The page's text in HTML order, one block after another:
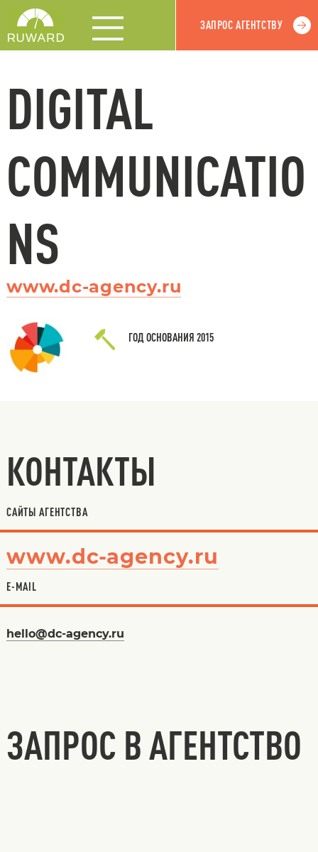
ЗАПРОС АГЕНТСТВУ
DIGITAL
COMMUNICATIO
NS
www.dc-agency.ru
ГОД ОСНОВАНИЯ 2015
КОНТАКТЫ
САЙТЫ АГЕНТСТВА
www.dc-agency.ru
E-MAIL
hello@dc-agency.ru
ЗАПРОС В АГЕНТСТВО